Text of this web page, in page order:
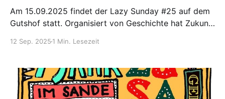
Am 15.09.2025 findet der Lazy Sunday #25 auf dem
Gutshof statt. Organisiert von Geschichte hat Zukunft
wird diese um 16:30 von einem Kon
12 Sep. 2025 1 Min. Lesezeit